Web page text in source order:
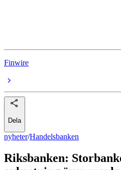
Finwire
Dela
nyheter/Handelsbanken
Riksbanken: